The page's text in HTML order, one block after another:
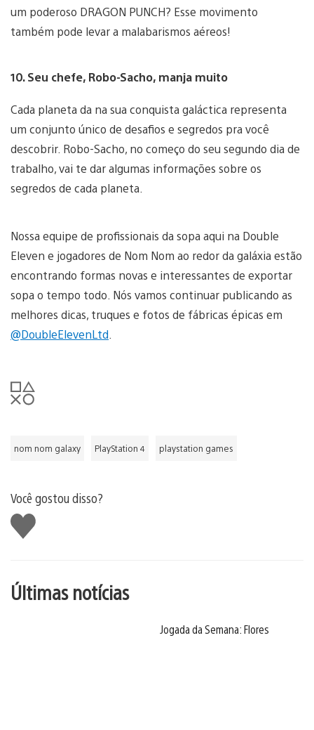
um poderoso DRAGON PUNCH? Esse movimento
também pode levar a malabarismos aéreos!
10. Seu chefe, Robo-Sacho, manja muito
Cada planeta da na sua conquista galáctica representa
um conjunto único de desafios e segredos pra você
descobrir. Robo-Sacho, no começo do seu segundo dia de
trabalho, vai te dar algumas informações sobre os
segredos de cada planeta.
Nossa equipe de profissionais da sopa aqui na Double
Eleven e jogadores de Nom Nom ao redor da galáxia estão
encontrando formas novas e interessantes de exportar
sopa o tempo todo. Nós vamos continuar publicando as
melhores dicas, truques e fotos de fábricas épicas em
@DoubleElevenLtd.
nom nom galaxy PlayStation 4 playstation games
Você gostou disso?
Curtir
Últimas notícias
Jogada da Semana: Flores